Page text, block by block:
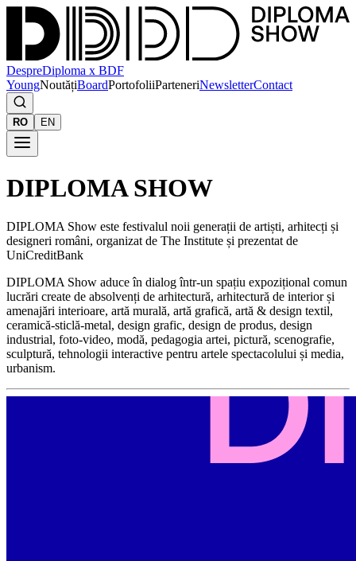
DespreDiploma x BDF
YoungNoutățiBoardPortofoliiParteneriNewsletterContact
RO EN
DIPLOMA SHOW
DIPLOMA Show este festivalul noii generații de artiști, arhitecți și
designeri români, organizat de The Institute și prezentat de
UniCreditBank
DIPLOMA Show aduce în dialog într-un spațiu expozițional comun
lucrări create de absolvenți de arhitectură, arhitectură de interior și
amenajări interioare, artă murală, artă grafică, artă & design textil,
ceramică-sticlă-metal, design grafic, design de produs, design
industrial, foto-video, modă, pedagogia artei, pictură, scenografie,
sculptură, tehnologii interactive pentru artele spectacolului și media,
urbanism.